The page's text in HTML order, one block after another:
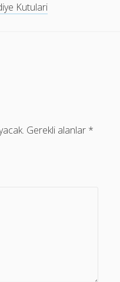
Kutulari
Gerekli alanlar *